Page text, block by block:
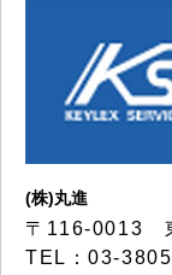
(株)丸進
〒116-0013
TEL：03-